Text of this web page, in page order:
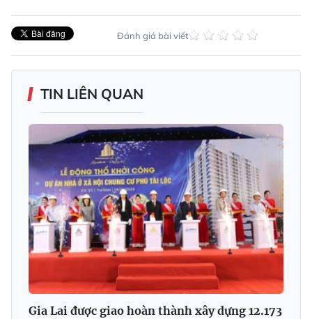
Đánh giá bài viết
TIN LIÊN QUAN
Gia Lai được giao hoàn thành xây dựng 12.173